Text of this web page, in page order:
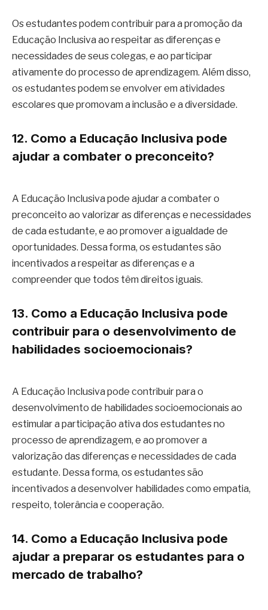
Os estudantes podem contribuir para a promoção da
Educação Inclusiva ao respeitar as diferenças e
necessidades de seus colegas, e ao participar
ativamente do processo de aprendizagem. Além disso,
os estudantes podem se envolver em atividades
escolares que promovam a inclusão e a diversidade.
12. Como a Educação Inclusiva pode
ajudar a combater o preconceito?
A Educação Inclusiva pode ajudar a combater o
preconceito ao valorizar as diferenças e necessidades
de cada estudante, e ao promover a igualdade de
oportunidades. Dessa forma, os estudantes são
incentivados a respeitar as diferenças e a
compreender que todos têm direitos iguais.
13. Como a Educação Inclusiva pode
contribuir para o desenvolvimento de
habilidades socioemocionais?
A Educação Inclusiva pode contribuir para o
desenvolvimento de habilidades socioemocionais ao
estimular a participação ativa dos estudantes no
processo de aprendizagem, e ao promover a
valorização das diferenças e necessidades de cada
estudante. Dessa forma, os estudantes são
incentivados a desenvolver habilidades como empatia,
respeito, tolerância e cooperação.
14. Como a Educação Inclusiva pode
ajudar a preparar os estudantes para o
mercado de trabalho?